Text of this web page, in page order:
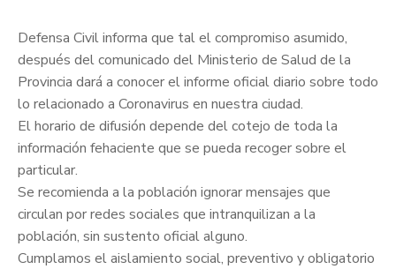
Defensa Civil informa que tal el compromiso asumido,
después del comunicado del Ministerio de Salud de la
Provincia dará a conocer el informe oficial diario sobre todo
lo relacionado a Coronavirus en nuestra ciudad.
El horario de difusión depende del cotejo de toda la
información fehaciente que se pueda recoger sobre el
particular.
Se recomienda a la población ignorar mensajes que
circulan por redes sociales que intranquilizan a la
población, sin sustento oficial alguno.
Cumplamos el aislamiento social, preventivo y obligatorio